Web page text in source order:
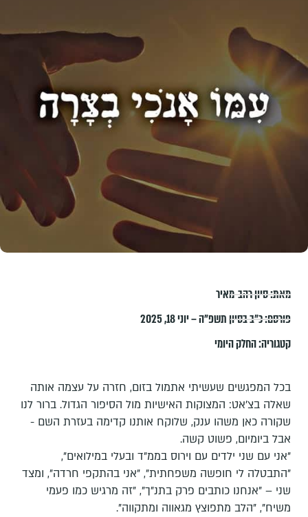
מאת:סיון רהב-מאיר
פורסם:כ״ב בסיון תשפ״ה – יוני 18, 2025
קטגוריה:החלק היומי
בכל המפגשים שעשיתי אתמול בזום, חזרה על עצמה אותה
שאלה בצ'אט: המצוקות האישיות מול הסיפור הגדול. ברור לנו
שקורה כאן משהו ענק, שלוקח אותנו קדימה בעזרת השם -
אבל ביומיום, פשוט קשה.
"אני עם שני ילדים עם וירוס בממ"ד ובעלי במילואים",
"התבטלה לי חופשה משפחתית", "אני בהתקפי חרדה", ומצד
שני – "אנחנו כותבים פרק בתנ"ך", "זה מרגיש כמו פעמי
משיח", "הלב מתפוצץ מגאווה ומתקווה".